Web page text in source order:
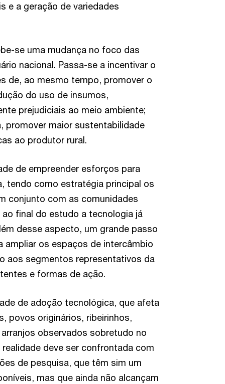
e a geração de variedades
se uma mudança no foco das
nacional. Passa-se a incentivar o
de, ao mesmo tempo, promover o
do uso de insumos,
prejudiciais ao meio ambiente;
promover maior sustentabilidade
ao produtor rural.
de empreender esforços para
tendo como estratégia principal os
conjunto com as comunidades
final do estudo a tecnologia já
desse aspecto, um grande passo
ampliar os espaços de intercâmbio
aos segmentos representativos da
e formas de ação.
de adoção tecnológica, que afeta
povos originários, ribeirinhos,
observados sobretudo no
deve ser confrontada com
de pesquisa, que têm sim um
mas que ainda não alcançam